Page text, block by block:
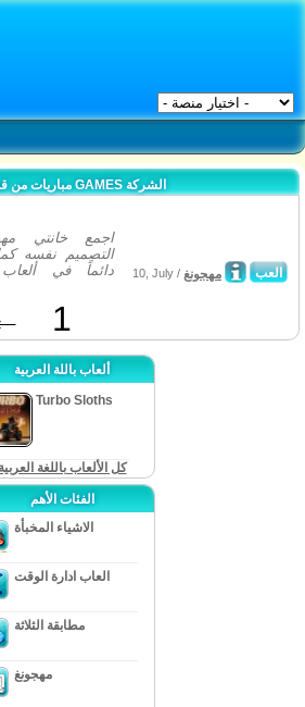
مباريات من قبل 24.7 GAMES الشركة
اجمع خانتي
التصميم نفسه
دائماً في ألعاب
العب 10, July / مهجونغ
1
ألعاب باللة العربية
Turbo Sloths
كل الألعاب باللغة العربية
الفئات الأهم
الاشياء المخبأة
العاب ادارة الوقت
مطابقة الثلاثة
مهجونغ